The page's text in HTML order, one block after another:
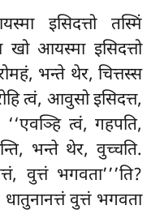
इसिदत्तो तस्मिं
आयस्मा इसिदत्तो
भन्ते थेर, चित्तस्स
त्वं, आवुसो इसिदत्त,
‘‘एवञ्हि त्वं, गहपति,
भन्ते थेर, वुच्चति.
वुत्तं भगवता’’’ति?
वुत्तं भगवता